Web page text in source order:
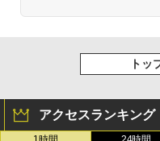
トッ
アクセスランキング